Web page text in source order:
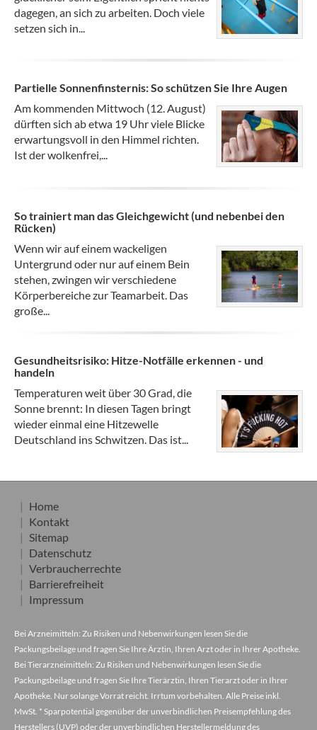
dagegen, an sich zu arbeiten. Doch viele
setzen sich in...
Partielle Sonnenfinsternis: So schützen Sie Ihre Augen
Am kommenden Mittwoch (12. August)
dürften sich ab etwa 19 Uhr viele Blicke
erwartungsvoll in den Himmel richten.
Ist der wolkenfrei,...
So trainiert man das Gleichgewicht (und nebenbei den
Rücken)
Wenn wir auf einem wackeligen
Untergrund oder nur auf einem Bein
stehen, zwingen wir verschiedene
Körperbereiche zur Teamarbeit. Das
große...
Gesundheitsrisiko: Hitze-Notfälle erkennen - und
handeln
Temperaturen weit über 30 Grad, die
Sonne brennt: In diesen Tagen bringt
wieder einmal eine Hitzewelle
Deutschland ins Schwitzen. Das ist...
Home
Kontakt
Sitemap
Datenschutz
Verbraucherrechte
Barrierefreiheit
Impressum
Bei Arzneimitteln: Zu Risiken und Nebenwirkungen lesen Sie die
Packungsbeilage und fragen Sie Ihre Ärztin, Ihren Arzt oder in Ihrer Apotheke.
Bei Tierarzneimitteln: Zu Risiken und Nebenwirkungen lesen Sie die
Packungsbeilage und fragen Sie Ihre Tierärztin, Ihren Tierarzt oder in Ihrer
Apotheke. Nur solange Vorrat reicht. Irrtum vorbehalten. Alle Preise inkl.
MwSt. * Sparpotential gegenüber der unverbindlichen Preisempfehlung des
Herstellers (UVP) oder der unverbindlichen Herstellermeldung des